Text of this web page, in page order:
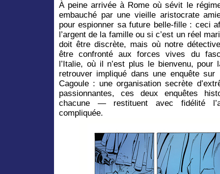
À peine arrivée à Rome où sévit le
embauché par une vieille aristocrate
pour espionner sa future belle-fille : ceci
l’argent de la famille ou si c’est un réel
doit être discrète, mais où notre
être confronté aux forces vives du
l’Italie, où il n’est plus le bienvenu,
retrouver impliqué dans une enquête
Cagoule : une organisation secrète
passionnantes, ces deux enquêtes
chacune —
restituent avec fidélité
compliquée.